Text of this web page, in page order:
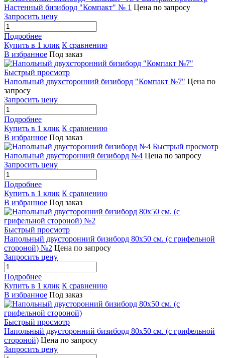
Настенный бизиборд "Компакт" № 1 Цена по запросу
Запросить цену
Подробнее
Купить в 1 клик К сравнению
В избранное Под заказ
Быстрый просмотр
Напольный двухсторонний бизиборд "Компакт №7" Цена по
запросу
Запросить цену
Подробнее
Купить в 1 клик К сравнению
В избранное Под заказ
Быстрый просмотр
Напольный двусторонний бизиборд №4 Цена по запросу
Запросить цену
Подробнее
Купить в 1 клик К сравнению
В избранное Под заказ
Быстрый просмотр
Напольный двусторонний бизиборд 80х50 см. (с грифельной
стороной) №2 Цена по запросу
Запросить цену
Подробнее
Купить в 1 клик К сравнению
В избранное Под заказ
Быстрый просмотр
Напольный двусторонний бизиборд 80х50 см. (с грифельной
стороной) Цена по запросу
Запросить цену